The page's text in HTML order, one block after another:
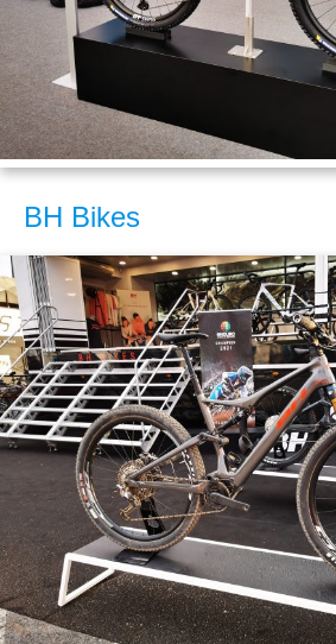
BH Bikes